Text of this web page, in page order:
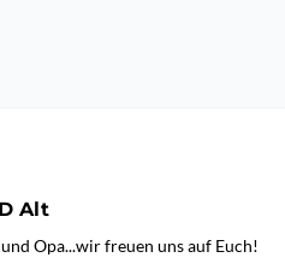
Alt
Opa...wir freuen uns auf Euch!